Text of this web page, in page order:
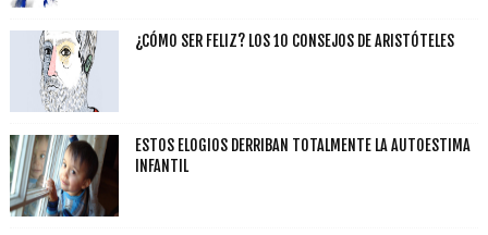
¿CÓMO SER FELIZ? LOS 10 CONSEJOS DE ARISTÓTELES
ESTOS ELOGIOS DERRIBAN TOTALMENTE LA AUTOESTIMA
INFANTIL